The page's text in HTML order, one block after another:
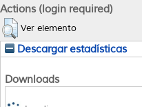
Actions (login required)
Ver elemento
Descargar estadísticas
Downloads